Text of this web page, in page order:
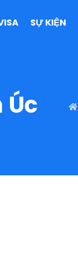
SỰ KIỆN